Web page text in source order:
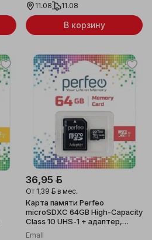
11.08
11.08
В корзину
36,95 ƃ
От 1,39 ƃ в мес.
Карта памяти Perfeo
microSDXC 64GB High-Capacity
Class 10 UHS-1 + адаптер,
PF64GMCSX10U1A
Emall